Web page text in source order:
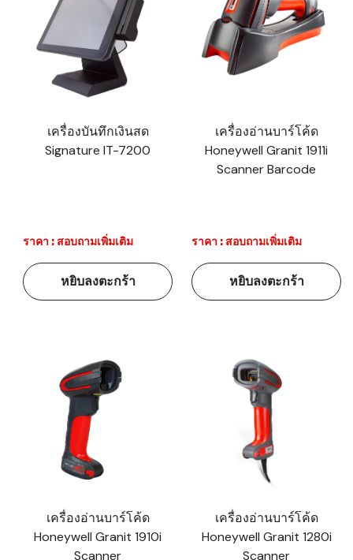
เครื่องบันทึกเงินสด
Signature IT-7200
ราคา : สอบถามเพิ่มเติม
หยิบลงตะกร้า
เครื่องอ่านบาร์โค้ด
Honeywell Granit 1911i
Scanner Barcode
ราคา : สอบถามเพิ่มเติม
หยิบลงตะกร้า
เครื่องอ่านบาร์โค้ด
Honeywell Granit 1910i
Scanner
เครื่องอ่านบาร์โค้ด
Honeywell Granit 1280i
Scanner